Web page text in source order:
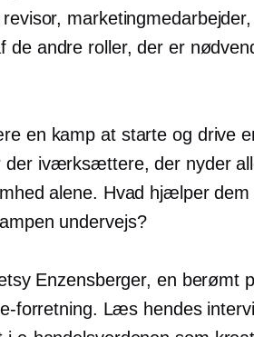
​​de andre roller, der er
en kamp at starte og drive
der iværksættere, der nyder
alene. Hvad hjælper
undervejs?
Enzensberger, en berømt
forretning. Læs hendes